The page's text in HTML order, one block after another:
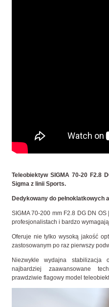
Teleobiektyw SIGMA 70-20 F2.8
Sigma z linii Sports.
Dedykowany do pełnoklatkowych
SIGMA 70-200 mm F2.8 DG DN
profesjonalistach i bardzo
Oferuje nie tylko wysoką jakość
zastosowanym po raz pierwszy
Niezwykle wydajna stabilizacja
najbardziej zaawansowane
prawdziwie flagowy model